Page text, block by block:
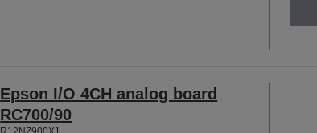
Epson I/O 4CH analog board
RC700/90